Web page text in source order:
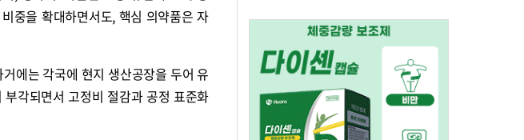
중을 확대하면서도, 핵심 의약품은 자
에는 각국에 현지 생산공장을 두어 유
각되면서 고정비 절감과 공정 표준화